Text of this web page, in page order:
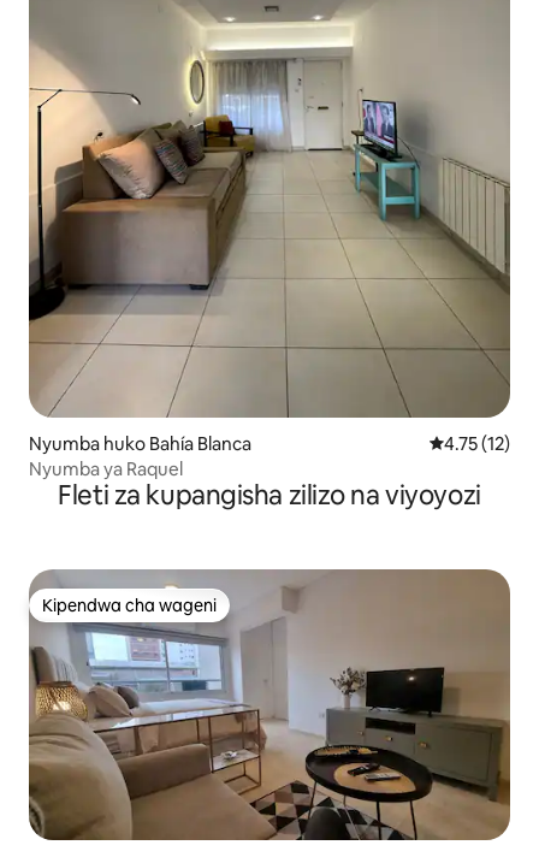
Nyumba huko Bahía Blanca Ukadiriaji wa
4.75 (12)
Nyumba ya Raquel
Fleti za kupangisha zilizo na viyoyozi
Kipendwa cha wageni
Kipendwa cha wageni